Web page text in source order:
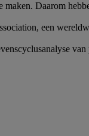
Daarom
een